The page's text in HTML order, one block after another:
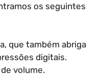
os seguintes
que também abriga
digitais.
volume.